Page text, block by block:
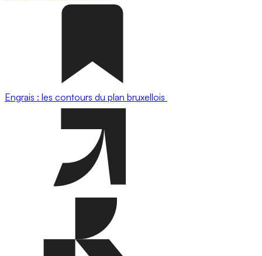
Engrais : les contours du plan bruxellois